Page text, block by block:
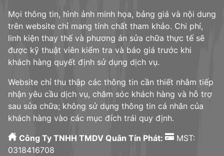
Mọi thông tin, hình ảnh minh họa, bảng giá và nội dung
trên website chỉ mang tính chất tham khảo. Chi phí,
linh kiện thay thế và phương án sửa chữa thực tế sẽ
được kỹ thuật viên kiểm tra và báo giá trước khi
khách hàng quyết định sử dụng dịch vụ.
Website chỉ thu thập các thông tin cần thiết nhằm tiếp
nhận yêu cầu dịch vụ, chăm sóc khách hàng và hỗ trợ
sau sửa chữa; không sử dụng thông tin cá nhân của
khách hàng vào các mục đích trái quy định.
Công Ty TNHH TMDV Quân Tín Phát:
MST:
0318416708